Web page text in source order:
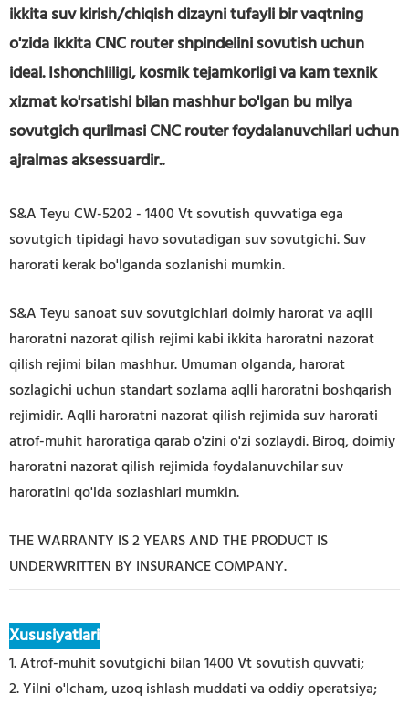
ikkita suv kirish/chiqish dizayni tufayli bir vaqtning
o'zida ikkita CNC router shpindelini sovutish uchun
ideal. Ishonchliligi, kosmik tejamkorligi va kam texnik
xizmat ko'rsatishi bilan mashhur bo'lgan bu milya
sovutgich qurilmasi CNC router foydalanuvchilari uchun
ajralmas aksessuardir..
S&A Teyu CW-5202 - 1400 Vt sovutish quvvatiga ega
sovutgich tipidagi havo sovutadigan suv sovutgichi. Suv
harorati kerak bo'lganda sozlanishi mumkin.
S&A Teyu sanoat suv sovutgichlari doimiy harorat va aqlli
haroratni nazorat qilish rejimi kabi ikkita haroratni nazorat
qilish rejimi bilan mashhur. Umuman olganda, harorat
sozlagichi uchun standart sozlama aqlli haroratni boshqarish
rejimidir. Aqlli haroratni nazorat qilish rejimida suv harorati
atrof-muhit haroratiga qarab o'zini o'zi sozlaydi. Biroq, doimiy
haroratni nazorat qilish rejimida foydalanuvchilar suv
haroratini qo'lda sozlashlari mumkin.
THE WARRANTY IS 2 YEARS AND THE PRODUCT IS
UNDERWRITTEN BY INSURANCE COMPANY.
Xususiyatlari
1. Atrof-muhit sovutgichi bilan 1400 Vt sovutish quvvati;
2. Yilni o'lcham, uzoq ishlash muddati va oddiy operatsiya;